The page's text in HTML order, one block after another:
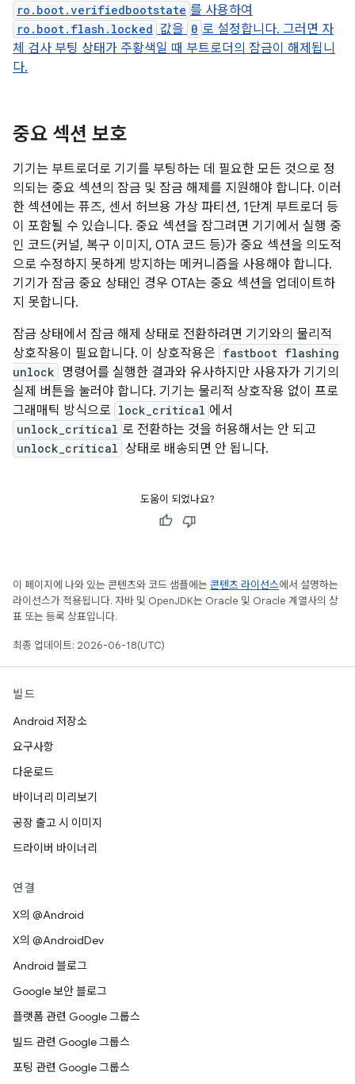
ro.boot.verifiedbootstate 를 사용하여
ro.boot.flash.locked 값을 0 로 설정합니다. 그러면 자
체 검사 부팅 상태가 주황색일 때 부트로더의 잠금이 해제됩니
다.
중요 섹션 보호
기기는 부트로더로 기기를 부팅하는 데 필요한 모든 것으로 정
의되는 중요 섹션의 잠금 및 잠금 해제를 지원해야 합니다. 이러
한 섹션에는 퓨즈, 센서 허브용 가상 파티션, 1단계 부트로더 등
이 포함될 수 있습니다. 중요 섹션을 잠그려면 기기에서 실행 중
인 코드(커널, 복구 이미지, OTA 코드 등)가 중요 섹션을 의도적
으로 수정하지 못하게 방지하는 메커니즘을 사용해야 합니다.
기기가 잠금 중요 상태인 경우 OTA는 중요 섹션을 업데이트하
지 못합니다.
잠금 상태에서 잠금 해제 상태로 전환하려면 기기와의 물리적
상호작용이 필요합니다. 이 상호작용은 fastboot flashing
unlock 명령어를 실행한 결과와 유사하지만 사용자가 기기의
실제 버튼을 눌러야 합니다. 기기는 물리적 상호작용 없이 프로
그래매틱 방식으로 lock_critical 에서
unlock_critical 로 전환하는 것을 허용해서는 안 되고
unlock_critical 상태로 배송되면 안 됩니다.
도움이 되었나요?
이 페이지에 나와 있는 콘텐츠와 코드 샘플에는 콘텐츠 라이선스에서 설명하는
라이선스가 적용됩니다. 자바 및 OpenJDK는 Oracle 및 Oracle 계열사의 상
표 또는 등록 상표입니다.
최종 업데이트: 2026-06-18(UTC)
빌드
Android 저장소
요구사항
다운로드
바이너리 미리보기
공장 출고 시 이미지
드라이버 바이너리
연결
X의 @Android
X의 @AndroidDev
Android 블로그
Google 보안 블로그
플랫폼 관련 Google 그룹스
빌드 관련 Google 그룹스
포팅 관련 Google 그룹스